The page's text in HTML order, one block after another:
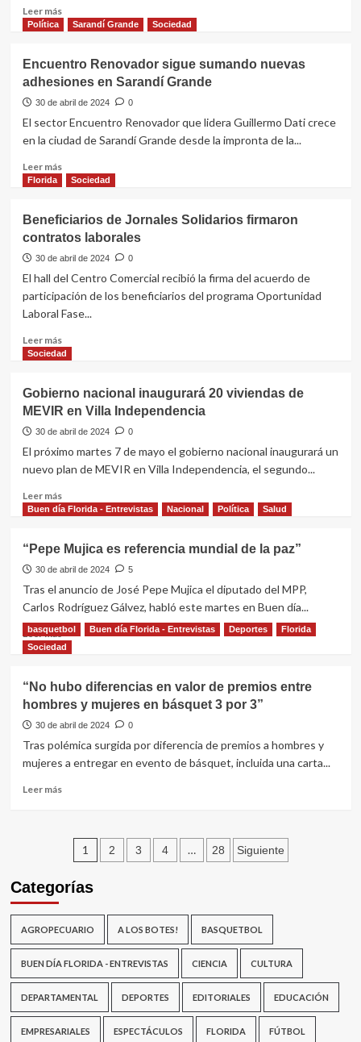
a
Centro
de
Equinoterapia
Leer másLeer
más
lo
plantea
con
esa
de
que
transcurrir
de
la
Política Sarandí Grande Sociedad
Encuentro Renovador sigue sumando nuevas
adhesiones en Sarandí Grande
30 de abril de 2024 0
El sector Encuentro Renovador que lidera Guillermo Dati crece
en la ciudad de Sarandí Grande desde la impronta de la...
Leer másLeer
más
Renovador
sigue
sumando
nuevas
en
Sarandí
Florida Sociedad
Beneficiarios de Jornales Solidarios firmaron
contratos laborales
30 de abril de 2024 0
El hall del Centro Comercial recibió la firma del acuerdo de
participación de los beneficiarios del programa Oportunidad
Laboral Fase...
Leer másLeer
más
de
Jornales
Solidarios
laborales
Sociedad
Gobierno nacional inaugurará 20 viviendas de
MEVIR en Villa Independencia
30 de abril de 2024 0
El próximo martes 7 de mayo el gobierno nacional inaugurará un
nuevo plan de MEVIR en Villa Independencia, el segundo...
Leer másLeer
más
nacional
inaugurará
20
viviendas
MEVIR
en
Buen día Florida - Entrevistas Nacional Política Salud
“Pepe Mujica es referencia mundial de la paz”
30 de abril de 2024 5
Tras el anuncio de José Pepe Mujica el diputado del MPP,
Carlos Rodríguez Gálvez, habló este martes en Buen día...
Leer másLeer
más
Mujica
es
referencia
mundial
la
basquetbol Buen día Florida - Entrevistas Deportes
Florida
Sociedad
“No hubo diferencias en valor de premios entre
hombres y mujeres en básquet 3 por 3”
30 de abril de 2024 0
Tras polémica surgida por diferencia de premios a hombres y
mujeres a entregar en evento de básquet, incluida una carta...
Leer másLeer
hubo
diferencias
valor
premios
y
mujeres
en
básquet
3
Paginación
de
1 2 3 4 … 28 Siguiente
Categorías
AGROPECUARIO A LOS BOTES! BASQUETBOL
BUEN DÍA FLORIDA - ENTREVISTAS CIENCIA CULTURA
DEPARTAMENTAL DEPORTES EDITORIALES EDUCACIÓN
EMPRESARIALES ESPECTÁCULOS FLORIDA FÚTBOL